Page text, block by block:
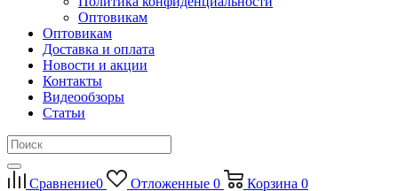
Оптовикам
Оптовикам
Доставка и оплата
Новости и акции
Контакты
Видеообзоры
Статьи
Сравнение0 Отложенные 0 Корзина 0